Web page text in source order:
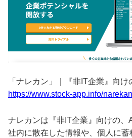
「ナレカン」｜『非IT企業』向
https://www.stock-app.info/
ナレカンは『非IT企業』向けの、
社内に散在した情報や、個人に